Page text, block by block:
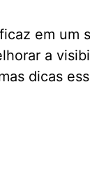
em um
a
dicas